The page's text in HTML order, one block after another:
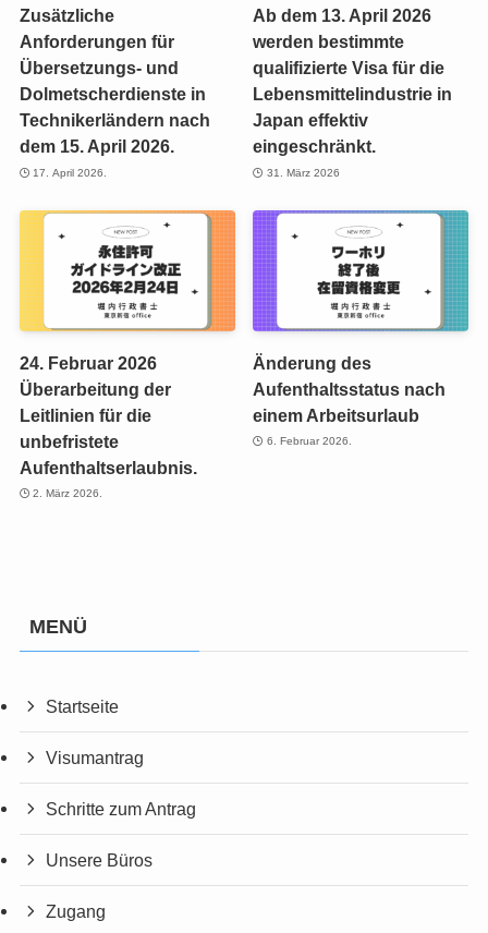
Zusätzliche
Anforderungen für
Übersetzungs- und
Dolmetscherdienste in
Technikerländern nach
dem 15. April 2026.
17. April 2026.
Ab dem 13. April 2026
werden bestimmte
qualifizierte Visa für die
Lebensmittelindustrie in
Japan effektiv
eingeschränkt.
31. März 2026
24. Februar 2026
Überarbeitung der
Leitlinien für die
unbefristete
Aufenthaltserlaubnis.
2. März 2026.
Änderung des
Aufenthaltsstatus nach
einem Arbeitsurlaub
6. Februar 2026.
MENÜ
Startseite
Visumantrag
Schritte zum Antrag
Unsere Büros
Zugang